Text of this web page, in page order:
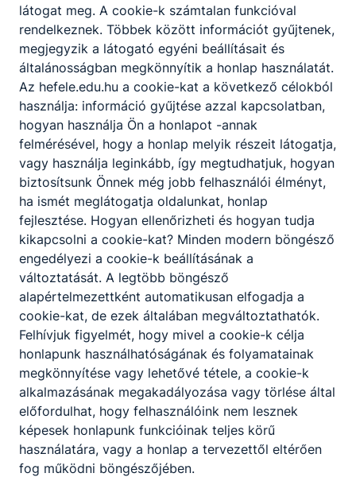
2026. júl. 6.
Sikeres szereplés az Irodalmi Jelen
anekdotapályázatán
Az Irodalmi Jelen folyóirat anekdotapályázatot hirdetett
bármely korosztály számára.
2026. júl. 6. Iskola
látogat meg. A cookie-k számtalan funkcióval
rendelkeznek. Többek között információt gyűjtenek,
megjegyzik a látogató egyéni beállításait és
általánosságban megkönnyítik a honlap használatát.
Az hefele.edu.hu a cookie-kat a következő célokból
használja: információ gyűjtése azzal kapcsolatban,
hogyan használja Ön a honlapot -annak
felmérésével, hogy a honlap melyik részeit látogatja,
vagy használja leginkább, így megtudhatjuk, hogyan
biztosítsunk Önnek még jobb felhasználói élményt,
ha ismét meglátogatja oldalunkat, honlap
fejlesztése. Hogyan ellenőrizheti és hogyan tudja
kikapcsolni a cookie-kat? Minden modern böngésző
engedélyezi a cookie-k beállításának a
változtatását. A legtöbb böngésző
alapértelmezettként automatikusan elfogadja a
cookie-kat, de ezek általában megváltoztathatók.
Felhívjuk figyelmét, hogy mivel a cookie-k célja
honlapunk használhatóságának és folyamatainak
megkönnyítése vagy lehetővé tétele, a cookie-k
alkalmazásának megakadályozása vagy törlése által
előfordulhat, hogy felhasználóink nem lesznek
képesek honlapunk funkcióinak teljes körű
használatára, vagy a honlap a tervezettől eltérően
fog működni böngészőjében.